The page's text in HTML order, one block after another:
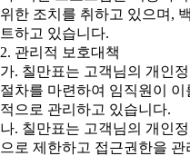
위한 조치를 취하고 있으며,
트하고 있습니다.
2. 관리적 보호대책
가. 칠만표는 고객님의 개인
절차를 마련하여 임직원이 이
적으로 관리하고 있습니다.
나. 칠만표는 고객님의 개인
으로 제한하고 접근권한을